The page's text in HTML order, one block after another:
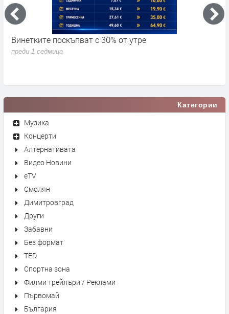
Винетките поскъпват с 30% от утре
преди 1 седмица
Категории
Музика
Концерти
Алтернативата
Видео Новини
eTV
Смолян
Димитровград
Други
Забавни
Без формат
TED
Спортна зона
Филми трейлъри / Реклами
Първомай
България